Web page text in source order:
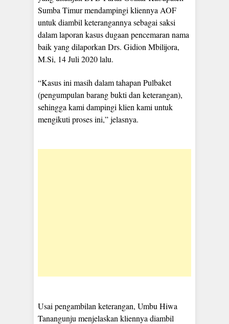
Sumba Timur mendampingi kliennya AOF
untuk diambil keterangannya sebagai saksi
dalam laporan kasus dugaan pencemaran nama
baik yang dilaporkan Drs. Gidion Mbilijora,
M.Si, 14 Juli 2020 lalu.
“Kasus ini masih dalam tahapan Pulbaket
(pengumpulan barang bukti dan keterangan),
sehingga kami dampingi klien kami untuk
mengikuti proses ini,” jelasnya.
Usai pengambilan keterangan, Umbu Hiwa
Tanangunju menjelaskan kliennya diambil